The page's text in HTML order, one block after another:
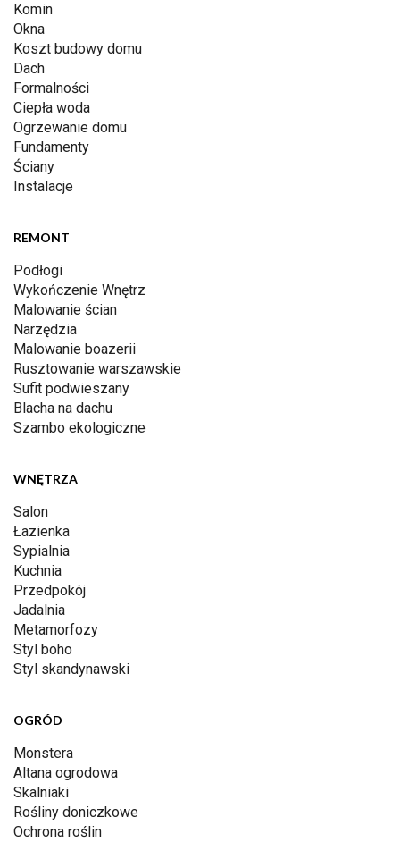
Komin
Okna
Koszt budowy domu
Dach
Formalności
Ciepła woda
Ogrzewanie domu
Fundamenty
Ściany
Instalacje
REMONT
Podłogi
Wykończenie Wnętrz
Malowanie ścian
Narzędzia
Malowanie boazerii
Rusztowanie warszawskie
Sufit podwieszany
Blacha na dachu
Szambo ekologiczne
WNĘTRZA
Salon
Łazienka
Sypialnia
Kuchnia
Przedpokój
Jadalnia
Metamorfozy
Styl boho
Styl skandynawski
OGRÓD
Monstera
Altana ogrodowa
Skalniaki
Rośliny doniczkowe
Ochrona roślin